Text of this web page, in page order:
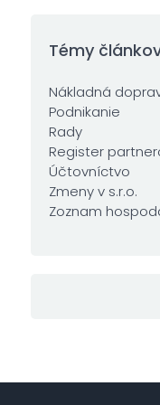
Témy
Nákladná
Podnikanie
Rady
Register
Účtovníctvo
Zmeny v s.r.o.
Zoznam